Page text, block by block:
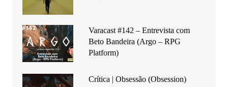
Varacast #142 – Entrevista com
Beto Bandeira (Argo – RPG
Platform)
Crítica | Obsessão (Obsession)